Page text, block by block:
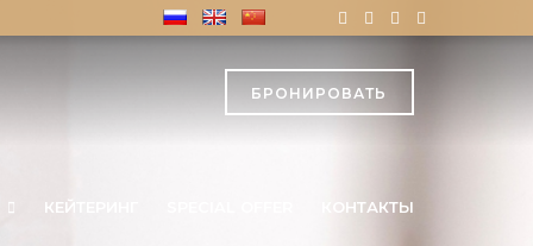
БРОНИРОВАТЬ
КЕЙТЕРИНГ КОНТАКТЫ